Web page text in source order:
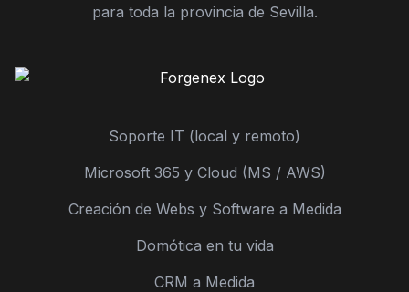
para toda la provincia de Sevilla.
Soporte IT (local y remoto)
Microsoft 365 y Cloud (MS / AWS)
Creación de Webs y Software a Medida
Domótica en tu vida
CRM a Medida